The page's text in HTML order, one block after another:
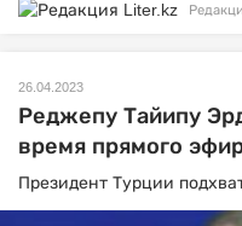
26.04.2023
Реджепу Тайипу
время прямого
Президент Турции